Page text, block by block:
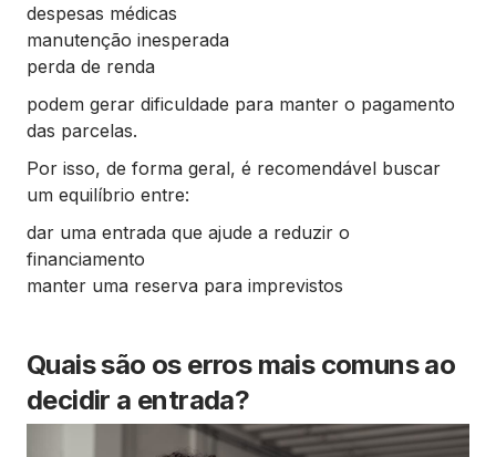
despesas médicas
manutenção inesperada
perda de renda
podem gerar dificuldade para manter o pagamento
das parcelas.
Por isso, de forma geral, é recomendável buscar
um equilíbrio entre:
dar uma entrada que ajude a reduzir o
financiamento
manter uma reserva para imprevistos
Quais são os erros mais comuns ao
decidir a entrada?